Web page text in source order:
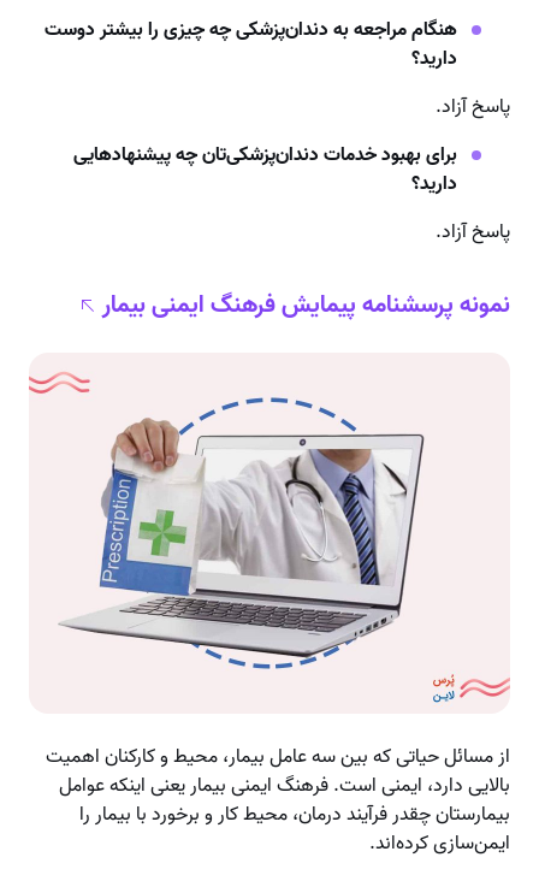
هنگام مراجعه به دندان‌پزشکی چه چیزی را بیشتر دوست
دارید؟
پاسخ آزاد.
برای بهبود خدمات دندان‌پزشکی‌تان چه پیشنهادهایی
دارید؟
پاسخ آزاد.
نمونه پرسشنامه پیمایش فرهنگ ایمنی بیمار
از مسائل حیاتی که بین سه عامل بیمار، محیط و کارکنان اهمیت
بالایی دارد، ایمنی است. فرهنگ ایمنی بیمار یعنی اینکه عوامل
بیمارستان چقدر فرآیند درمان، محیط کار و برخورد با بیمار را
ایمن‌سازی کرده‌اند.